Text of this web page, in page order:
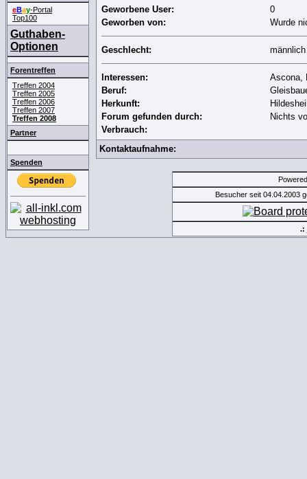
eBay-Portal
Top100
Guthaben-
Optionen
Forentreffen
Treffen 2004
Treffen 2005
Treffen 2006
Treffen 2007
Treffen 2008
Partner
Spenden
Geworbene User:
0
Geworben von:
Wurde
Geschlecht: männlich
Interessen:
Ascona,
Beruf:
Herkunft:
Forum gefunden durch:
Nichts
Verbrauch:
Kontaktaufnahme:
Besucher seit 04.04.2003
.: